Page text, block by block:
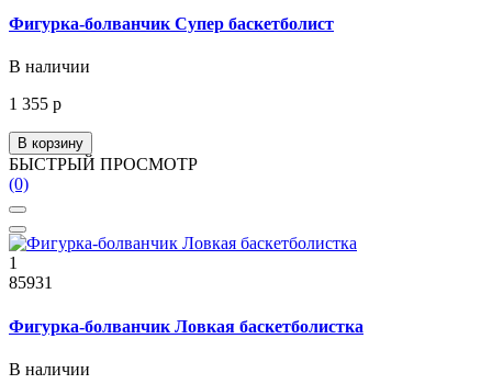
Фигурка-болванчик Супер баскетболист
В наличии
1 355 р
В корзину
БЫСТРЫЙ ПРОСМОТР
(0)
1
85931
Фигурка-болванчик Ловкая баскетболистка
В наличии